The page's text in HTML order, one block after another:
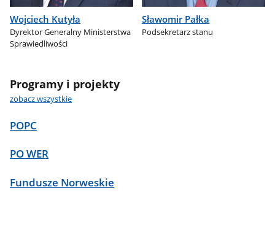
Wojciech Kutyła
Dyrektor Generalny Ministerstwa
Sprawiedliwości
Sławomir Pałka
Podsekretarz stanu
Programy i projekty
zobacz wszystkie
POPC
PO WER
Fundusze Norweskie